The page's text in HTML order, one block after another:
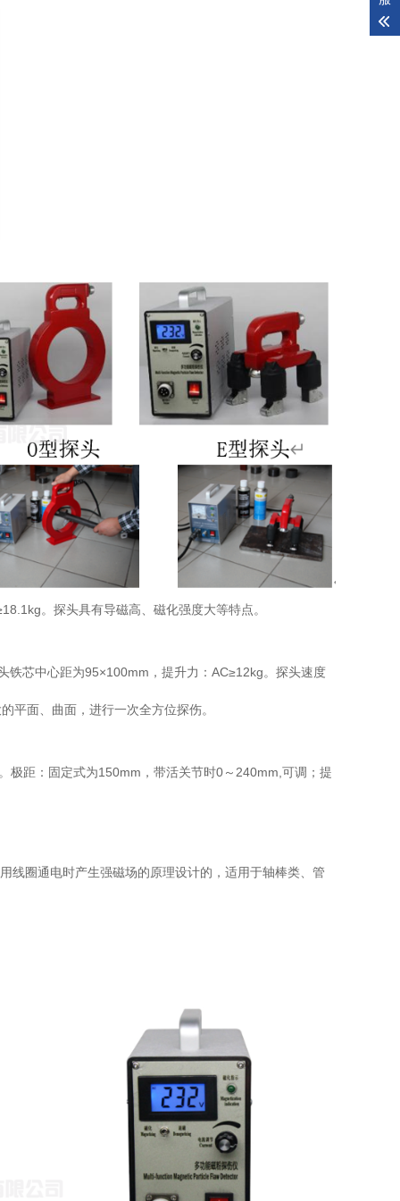
。探头具有导磁高、磁化强度大等特点。
铁芯中心距为95×100mm，提升力：AC≥12kg。探头速度
平面、曲面，进行一次全方位探伤。
极距：固定式为150mm，带活关节时0～240mm,可调；提
线圈通电时产生强磁场的原理设计的，适用于轴棒类、管